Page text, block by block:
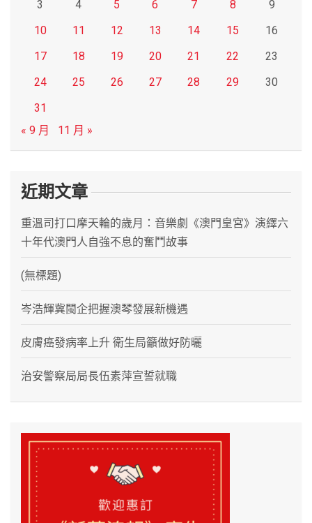
3
4 5 6 7 8
9
10
11 12 13 14 15
16
17
18 19 20 21 22
23
24
25 26 27 28 29
30
31
« 9 月
11 月 »
近期文章
重溫司打口摩天輪的歲月：音樂劇《澳門皇宮》演繹六
十年代澳門人自強不息的奮鬥故事
(無標題)
岑浩輝冀閩企把握澳琴發展新機遇
皮膚癌發病率上升 衛生局籲做好防曬
治安警察局局長伍素萍宣誓就職